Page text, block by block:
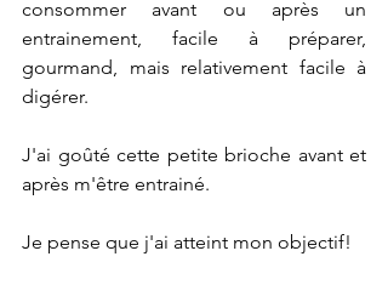
consommer avant ou après un
entrainement, facile à préparer,
gourmand, mais relativement facile à
digérer.
J'ai goûté cette petite brioche avant et
après m'être entrainé.
Je pense que j'ai atteint mon objectif!